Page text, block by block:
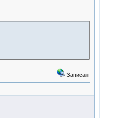
Записан